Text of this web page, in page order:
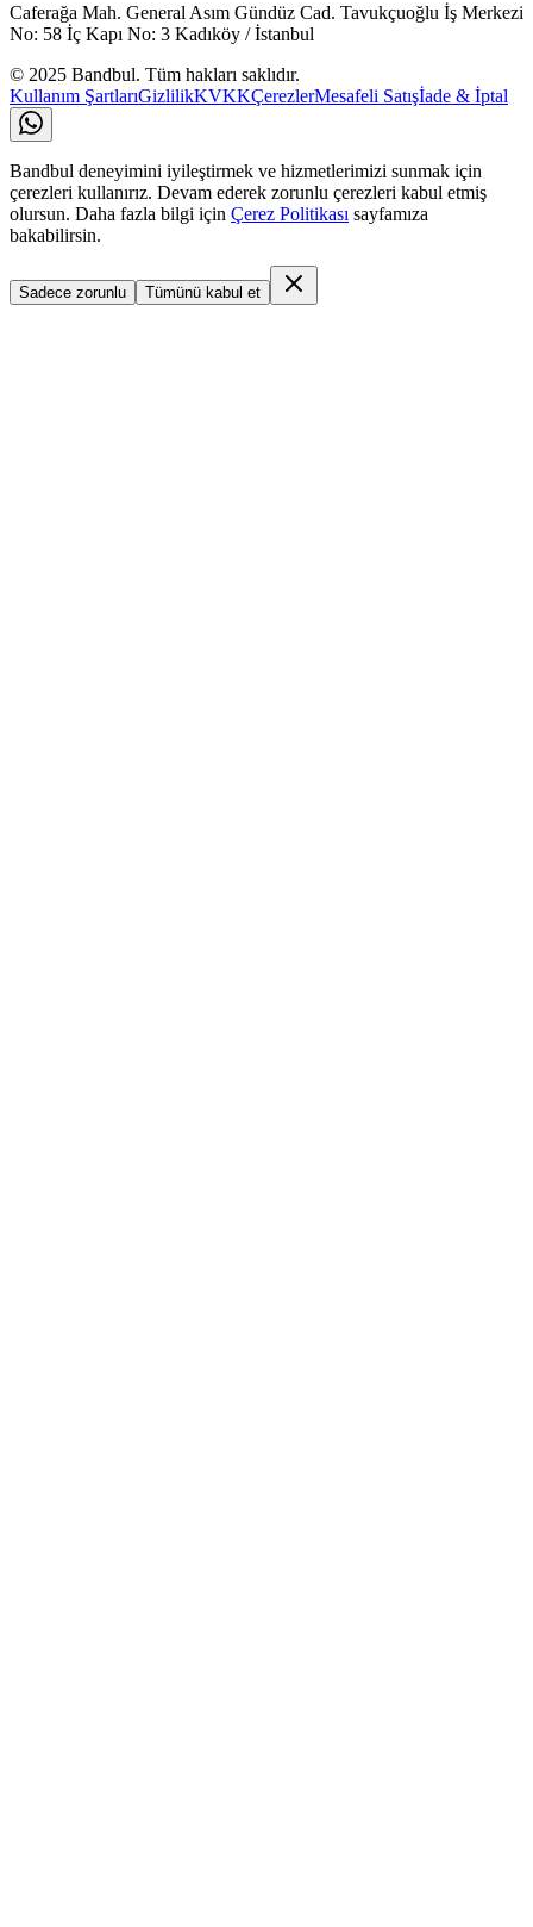
Caferağa Mah. General Asım Gündüz Cad. Tavukçuoğlu İş Merkezi
No: 58 İç Kapı No: 3 Kadıköy / İstanbul
© 2025 Bandbul. Tüm hakları saklıdır.
Kullanım ŞartlarıGizlilikKVKKÇerezlerMesafeli Satışİade & İptal
Bandbul deneyimini iyileştirmek ve hizmetlerimizi sunmak için
çerezleri kullanırız. Devam ederek zorunlu çerezleri kabul etmiş
olursun. Daha fazla bilgi için Çerez Politikası sayfamıza
bakabilirsin.
Sadece zorunlu Tümünü kabul et